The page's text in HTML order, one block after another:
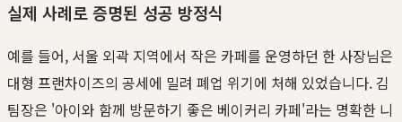
실제 사례로 증명된 성공 방정식
예를 들어, 서울 외곽 지역에서 작은 카페를 운영하던 한 사장님은
대형 프랜차이즈의 공세에 밀려 폐업 위기에 처해 있었습니다. 김
팀장은 '아이와 함께 방문하기 좋은 베이커리 카페'라는 명확한 니